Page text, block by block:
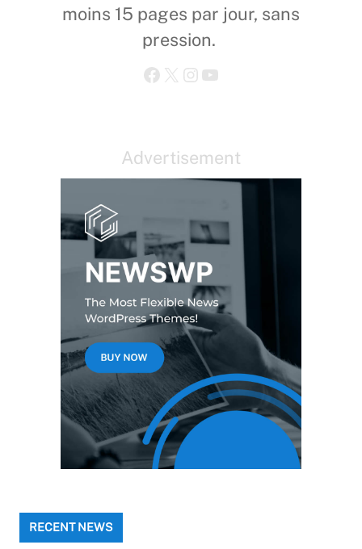
moins 15 pages par jour, sans
pression.
Facebook X Instagram YouTube
Advertisement
RECENT NEWS